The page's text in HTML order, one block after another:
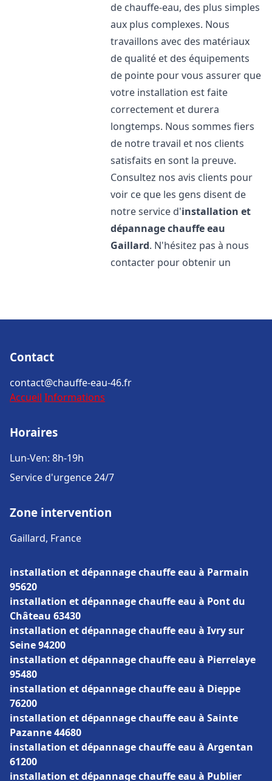
de chauffe-eau, des plus simples
aux plus complexes. Nous
travaillons avec des matériaux
de qualité et des équipements
de pointe pour vous assurer que
votre installation est faite
correctement et durera
longtemps. Nous sommes fiers
de notre travail et nos clients
satisfaits en sont la preuve.
Consultez nos avis clients pour
voir ce que les gens disent de
notre service d'installation et
dépannage chauffe eau
Gaillard. N'hésitez pas à nous
contacter pour obtenir un
Contact
contact@chauffe-eau-46.fr
Accueil Informations
Horaires
Lun-Ven: 8h-19h
Service d'urgence 24/7
Zone intervention
Gaillard, France
installation et dépannage chauffe eau à Parmain
95620
installation et dépannage chauffe eau à Pont du
Château 63430
installation et dépannage chauffe eau à Ivry sur
Seine 94200
installation et dépannage chauffe eau à Pierrelaye
95480
installation et dépannage chauffe eau à Dieppe
76200
installation et dépannage chauffe eau à Sainte
Pazanne 44680
installation et dépannage chauffe eau à Argentan
61200
installation et dépannage chauffe eau à Publier